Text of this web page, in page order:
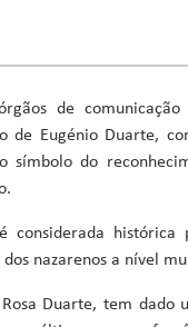
Rural e Pescas
Criativas, Juventude e Desporto
Poder Local e Descentralização
e Energia
Especiais e Acesso a Fundos
de
de Eugénio Duarte,
símbolo do
considerada
nazarenos a nível
Duarte, tem